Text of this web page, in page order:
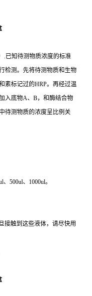
.已知待测物质浓度的标准
检测。先将待测物质和生物
素标记过的HRP。再经过温
入底物A、B，和酶结合物
待测物质的浓度呈比例关
500ul、1000ul。
接触到这些液体，请尽快用